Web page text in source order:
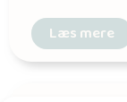
Læs mere